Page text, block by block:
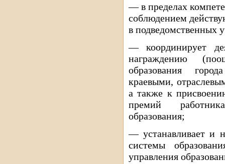
— в пределах
соблюдением
в подведомственных
— координирует
награждению
образования
краевыми,
а также к
премий
образования;
— устанавливает и
системы
управления